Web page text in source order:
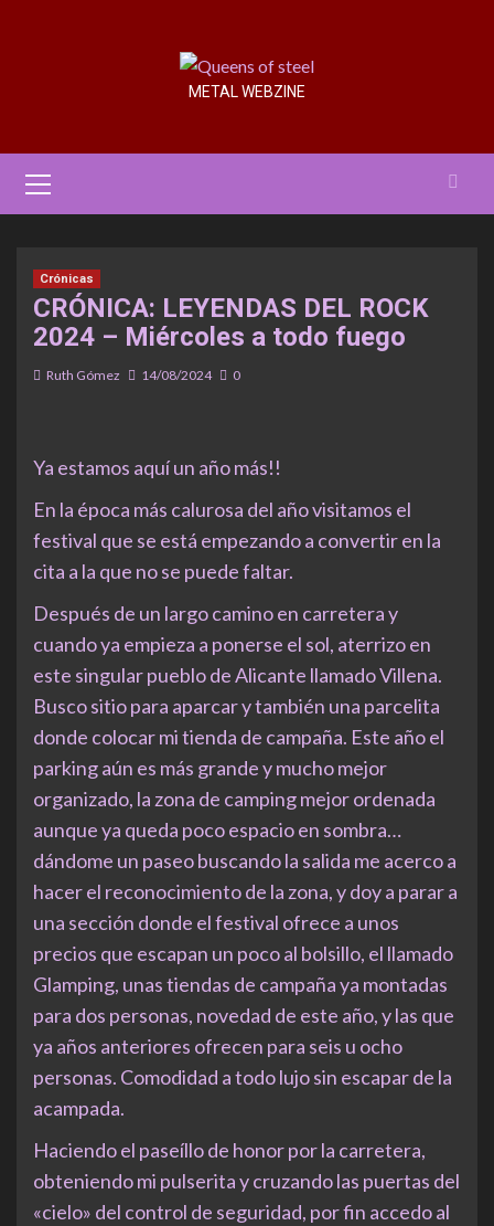
METAL WEBZINE
primario
Crónicas
CRÓNICA: LEYENDAS DEL ROCK
2024 – Miércoles a todo fuego
Ruth Gómez 14/08/2024 0
Ya estamos aquí un año más!!
En la época más calurosa del año visitamos el
festival que se está empezando a convertir en la
cita a la que no se puede faltar.
Después de un largo camino en carretera y
cuando ya empieza a ponerse el sol, aterrizo en
este singular pueblo de Alicante llamado Villena.
Busco sitio para aparcar y también una parcelita
donde colocar mi tienda de campaña. Este año el
parking aún es más grande y mucho mejor
organizado, la zona de camping mejor ordenada
aunque ya queda poco espacio en sombra…
dándome un paseo buscando la salida me acerco a
hacer el reconocimiento de la zona, y doy a parar a
una sección donde el festival ofrece a unos
precios que escapan un poco al bolsillo, el llamado
Glamping, unas tiendas de campaña ya montadas
para dos personas, novedad de este año, y las que
ya años anteriores ofrecen para seis u ocho
personas. Comodidad a todo lujo sin escapar de la
acampada.
Haciendo el paseíllo de honor por la carretera,
obteniendo mi pulserita y cruzando las puertas del
«cielo» del control de seguridad, por fin accedo al